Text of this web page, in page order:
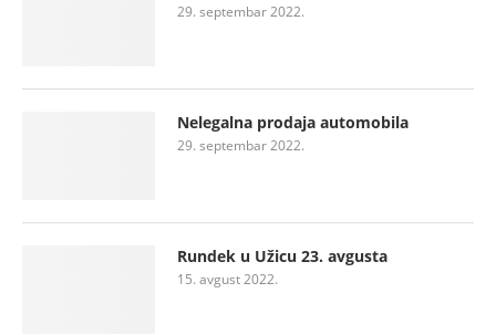
29. septembar 2022.
Nelegalna prodaja automobila
29. septembar 2022.
Rundek u Užicu 23. avgusta
15. avgust 2022.